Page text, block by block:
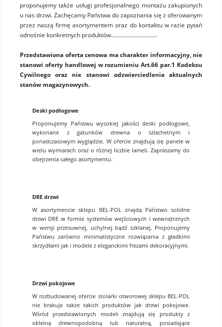
proponujemy także usługi profesjonalnego montażu zakupionych
u nas drzwi. Zachęcamy Państwa do zapoznania się z oferowanym
przez naszą firmę asortymentem oraz do kontaktu w razie pytań
odnośnie konkretnych produktów...............................
Przedstawiona oferta cenowa ma charakter informacyjny, nie
stanowi oferty handlowej w rozumieniu Art.66 par.1 Kodeksu
Cywilnego oraz nie stanowi odzwierciedlenia aktualnych
stanów magazynowych.
Deski podłogowe
Proponujemy Państwu wysokiej jakości deski podłogowe,
wykonane z gatunków drewna o szlachetnym i
ponadczasowym wyglądzie. W ofercie znajdują się panele w
wielu wymiarach oraz o różnej liczbie lameli. Zapraszamy do
obejrzenia całego asortymentu.
DRE drzwi
W asortymencie sklepu BEL-POL znajdą Państwo solidne
drzwi DRE w formie systemów wejściowych i wewnętrznych
w wersji przesuwnej, uchylnej bądź szklanej. Proponujemy
Państwu zarówno minimalistyczne rozwiązania z gładkimi
skrzydłami jak i modele z eleganckimi frezami dekoracyjnymi.
Drzwi pokojowe
W rozbudowanej ofercie stolarki otworowej sklepu BEL-POL
nie brakuje także takich produktów jak drzwi pokojowe.
Wśród przedstawionych modeli znajdują się produkty z
okleiną drewnopodobną lub naturalną, posiadające